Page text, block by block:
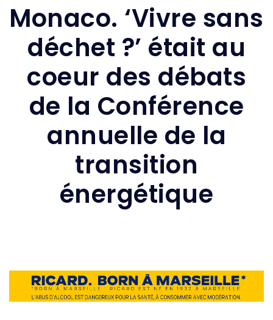
Monaco. ‘Vivre sans
déchet ?’ était au
coeur des débats
de la Conférence
annuelle de la
transition
énergétique